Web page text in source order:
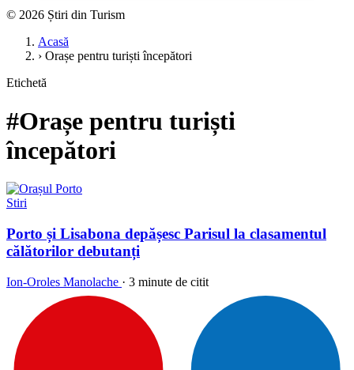
© 2026 Știri din Turism
Acasă
› Orașe pentru turiști începători
Etichetă
#Orașe pentru turiști
începători
Stiri
Porto și Lisabona depășesc Parisul la clasamentul
călătorilor debutanți
Ion-Oroles Manolache · 3 minute de citit